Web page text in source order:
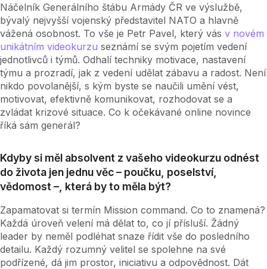
Náčelník Generálního štábu Armády ČR ve výslužbě,
bývalý nejvyšší vojenský představitel NATO a hlavně
vážená osobnost. To vše je Petr Pavel, který vás v novém
unikátním videokurzu seznámí se svým pojetím vedení
jednotlivců i týmů. Odhalí techniky motivace, nastavení
týmu a prozradí, jak z vedení udělat zábavu a radost. Není
nikdo povolanější, s kým byste se naučili umění vést,
motivovat, efektivně komunikovat, rozhodovat se a
zvládat krizové situace. Co k očekávané online novince
říká sám generál?
Kdyby si měl absolvent z vašeho videokurzu odnést
do života jen jednu věc – poučku, poselství,
vědomost –, která by to měla být?
Zapamatovat si termín Mission command. Co to znamená?
Každá úroveň velení má dělat to, co jí přísluší. Žádný
leader by neměl podléhat snaze řídit vše do posledního
detailu. Každý rozumný velitel se spolehne na své
podřízené, dá jim prostor, iniciativu a odpovědnost. Dát